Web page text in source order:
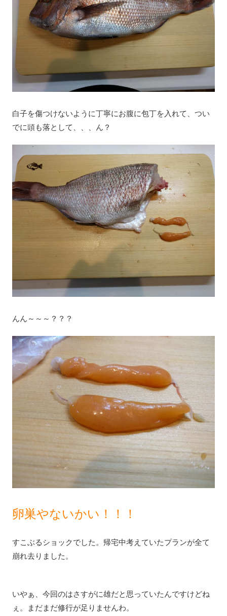
白子を傷つけないように丁寧にお腹に包丁を入れて、つい
でに頭も落として、、、ん？
んん～～～？？？
卵巣やないかい！！！
すこぶるショックでした。帰宅中考えていたプランが全て
崩れ去りました。
いやぁ、今回のはさすがに雄だと思っていたんですけどね
ぇ。まだまだ修行が足りませんわ。